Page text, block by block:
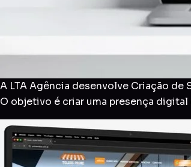
A LTA Agência desenvolve Criação
O objetivo é criar uma presença